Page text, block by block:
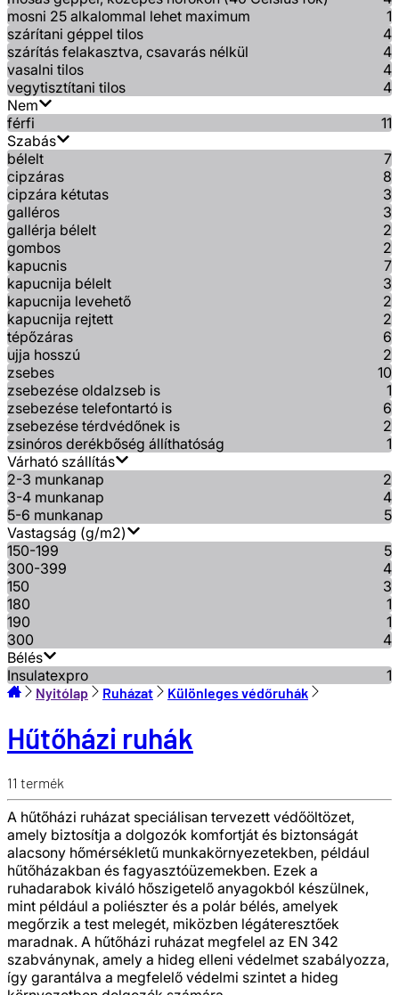
mosni 25 alkalommal lehet maximum
1
szárítani géppel tilos
4
szárítás felakasztva, csavarás nélkül
4
vasalni tilos
4
vegytisztítani tilos
4
Nem
férfi
11
Szabás
bélelt
7
cipzáras
8
cipzára kétutas
3
galléros
3
gallérja bélelt
2
gombos
2
kapucnis
7
kapucnija bélelt
3
kapucnija levehető
2
kapucnija rejtett
2
tépőzáras
6
ujja hosszú
2
zsebes
10
zsebezése oldalzseb is
1
zsebezése telefontartó is
6
zsebezése térdvédőnek is
2
zsinóros derékbőség állíthatóság
1
Várható szállítás
2-3 munkanap
2
3-4 munkanap
4
5-6 munkanap
5
Vastagság (g/m2)
150-199
5
300-399
4
150
3
180
1
190
1
300
4
Bélés
Insulatexpro
1
Nyitólap Ruházat Különleges védőruhák
Hűtőházi ruhák
11 termék
A hűtőházi ruházat speciálisan tervezett védőöltözet,
amely biztosítja a dolgozók komfortját és biztonságát
alacsony hőmérsékletű munkakörnyezetekben, például
hűtőházakban és fagyasztóüzemekben. Ezek a
ruhadarabok kiváló hőszigetelő anyagokból készülnek,
mint például a poliészter és a polár bélés, amelyek
megőrzik a test melegét, miközben légáteresztőek
maradnak. A hűtőházi ruházat megfelel az EN 342
szabványnak, amely a hideg elleni védelmet szabályozza,
így garantálva a megfelelő védelmi szintet a hideg